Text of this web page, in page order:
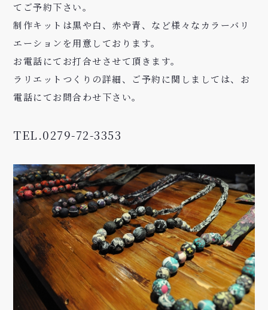
てご予約下さい。
制作キットは黒や白、赤や青、など様々なカラーバリ
エーションを用意しております。
お電話にてお打合せさせて頂きます。
ラリエットつくりの詳細、ご予約に関しましては、お
電話にてお問合わせ下さい。
TEL.0279-72-3353